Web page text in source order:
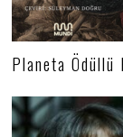
Planeta Ödüllü